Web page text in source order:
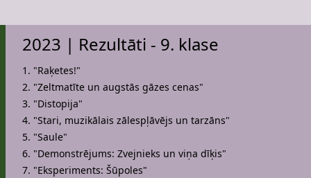
2023 | Rezultāti - 9. klase
1. "Raķetes!"
2. "Zeltmatīte un augstās gāzes cenas"
3. "Distopija"
4. "Stari, muzikālais zālespļāvējs un tarzāns"
5. "Saule"
6. "Demonstrējums: Zvejnieks un viņa dīķis"
7. "Eksperiments: Šūpoles"